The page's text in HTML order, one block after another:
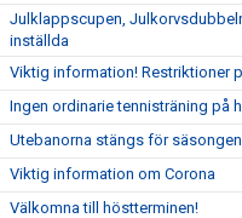
Julklappscupen,
inställda
Viktig information! Restriktioner
Ingen ordinarie tennisträning på
Utebanorna stängs för säsongen
Viktig information om Corona
Välkomna till höstterminen!